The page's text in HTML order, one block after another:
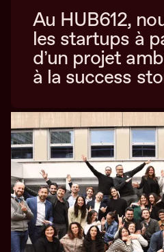
Au HUB612,
les startups à
d’un projet
à la success